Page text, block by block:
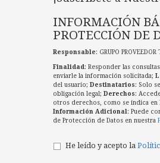
INFORMACIÓN
PROTECCIÓN DE
Responsable: GRUPO
Finalidad : Responder las
enviarle la información solicitada;
del usuario; Destinatarios: Solo
obligación legal; Derechos:
otros derechos, como se indica en
Información Adicional : Puede
de Protección de Datos en nuestra
He leído y acepto la